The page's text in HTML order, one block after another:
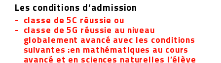
Les conditions d’admission
classe de 5C réussie ou
classe de 5G réussie au niveau
globalement avancé avec les conditions
suivantes :en mathématiques au cours
avancé et en sciences naturelles l’élève